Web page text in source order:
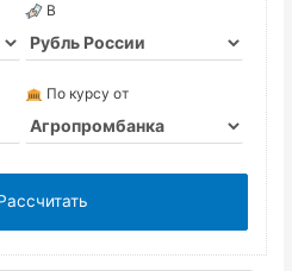
В
По курсу от